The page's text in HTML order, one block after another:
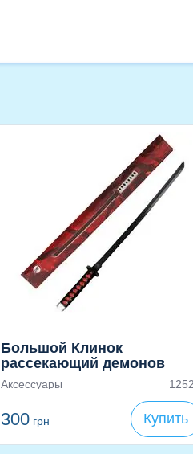
Большой Клинок
рассекающий демонов
Танджиро Камадо 40 см
Аксессуары
300 грн Купить